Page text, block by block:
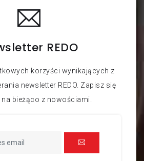
REDO
korzyści wynikających z
newsletter REDO. Zapisz się
na bieżąco z nowościami.